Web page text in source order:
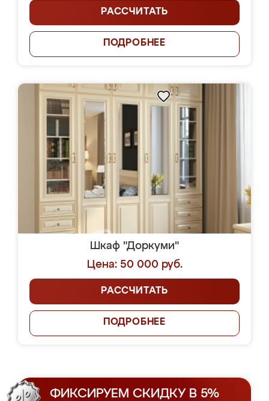
РАССЧИТАТЬ
ПОДРОБНЕЕ
Шкаф "Доркуми"
Цена: 50 000 руб.
РАССЧИТАТЬ
ПОДРОБНЕЕ
ФИКСИРУЕМ СКИДКУ В 5%